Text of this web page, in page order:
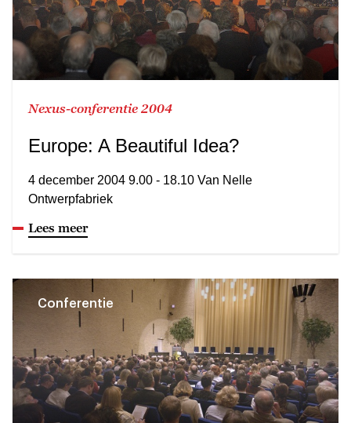
Nexus-conferentie 2004
Europe: A Beautiful Idea?
4 december 2004 9.00 - 18.10 Van Nelle
Ontwerpfabriek
Lees meer
Conferentie